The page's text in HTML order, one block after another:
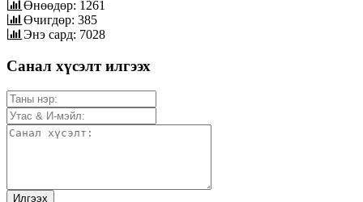
Өнөөдөр: 1261
Өчигдөр: 385
Энэ сард: 7028
Санал хүсэлт илгээх